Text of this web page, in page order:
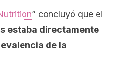
” concluyó que el
estaba directamente
de la